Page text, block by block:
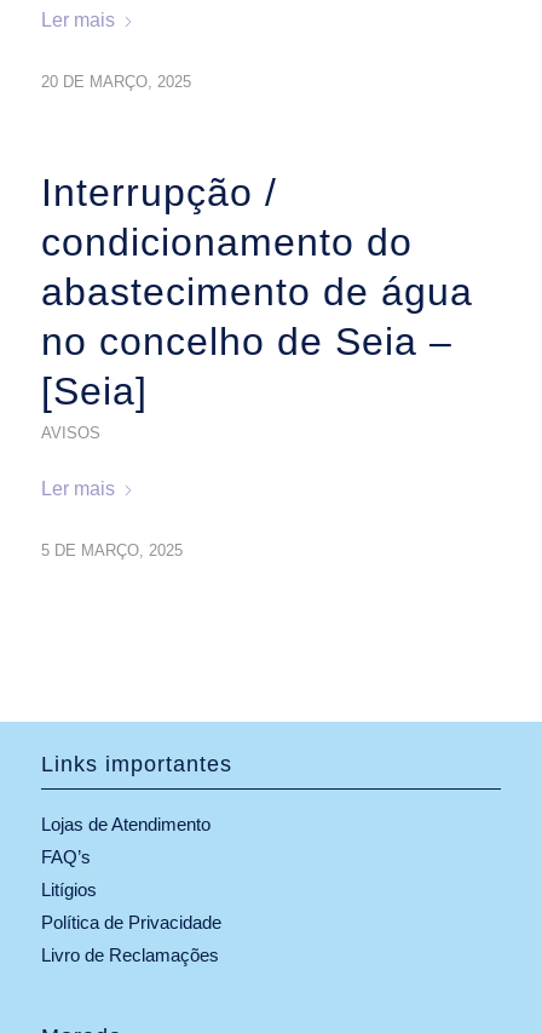
Ler mais
20 DE MARÇO, 2025
Interrupção /
condicionamento do
abastecimento de água
no concelho de Seia –
[Seia]
AVISOS
Ler mais
5 DE MARÇO, 2025
Links importantes
Lojas de Atendimento
FAQ’s
Litígios
Política de Privacidade
Livro de Reclamações